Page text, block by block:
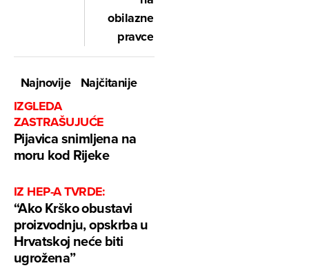
obilazne
pravce
Najnovije
Najčitanije
IZGLEDA
ZASTRAŠUJUĆE
Pijavica snimljena na
moru kod Rijeke
IZ HEP-A TVRDE:
“Ako Krško obustavi
proizvodnju, opskrba u
Hrvatskoj neće biti
ugrožena”